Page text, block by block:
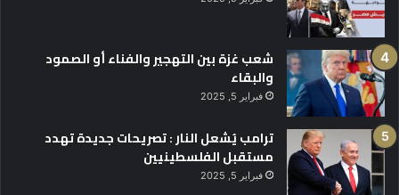
شعب غزة بين التهجير والفناء أو الصمود
والبقاء
فبراير 5, 2025
ترامب يُشعل النار : تصريحات جديدة تهدد
مستقبل الفلسطينيين
فبراير 5, 2025